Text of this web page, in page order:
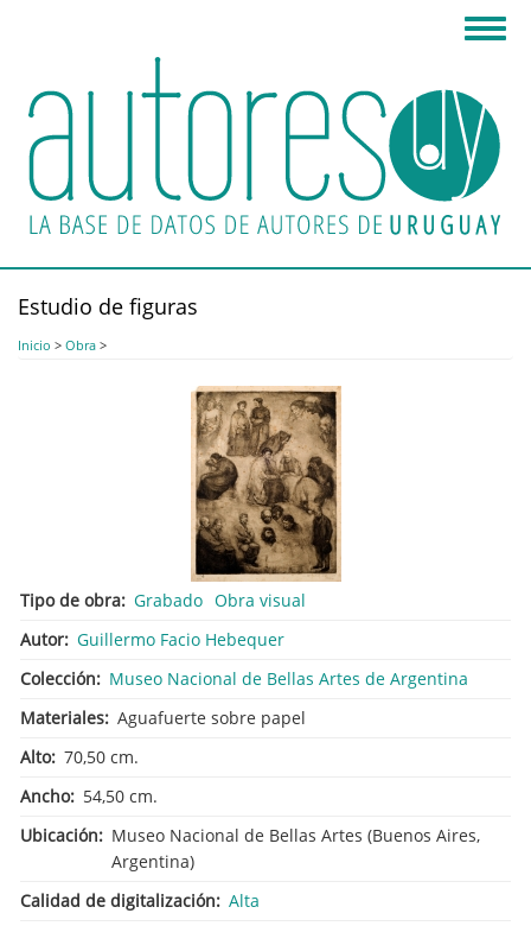
principal
Estudio de figuras
Inicio > Obra >
Tipo de obra Grabado Obra visual
Autor Guillermo Facio Hebequer
Colección
Museo Nacional de Bellas Artes de Argentina
Materiales Aguafuerte sobre papel
Alto 70,50 cm.
Ancho
54,50 cm.
Ubicación
Museo Nacional de Bellas Artes (Buenos Aires,
Argentina)
Calidad de digitalización
Alta